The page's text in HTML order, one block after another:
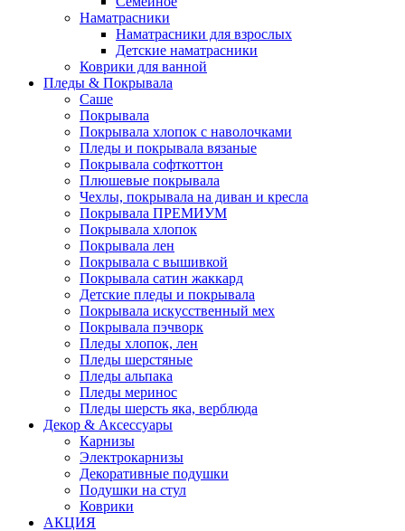
Наматрасники
Наматрасники для взрослых
Детские наматрасники
Коврики для ванной
Пледы & Покрывала
Саше
Покрывала
Покрывала хлопок с наволочками
Пледы и покрывала вязаные
Покрывала софткоттон
Плюшевые покрывала
Чехлы, покрывала на диван и кресла
Покрывала ПРЕМИУМ
Покрывала хлопок
Покрывала лен
Покрывала с вышивкой
Покрывала сатин жаккард
Детские пледы и покрывала
Покрывала искусственный мех
Покрывала пэчворк
Пледы хлопок, лен
Пледы шерстяные
Пледы альпака
Пледы меринос
Пледы шерсть яка, верблюда
Декор & Аксессуары
Карнизы
Электрокарнизы
Декоративные подушки
Подушки на стул
Коврики
АКЦИЯ